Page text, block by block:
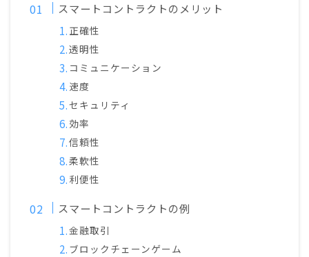
スマートコントラクトのメリット
正確性
透明性
コミュニケーション
速度
セキュリティ
効率
信頼性
柔軟性
利便性
スマートコントラクトの例
金融取引
ブロックチェーンゲーム